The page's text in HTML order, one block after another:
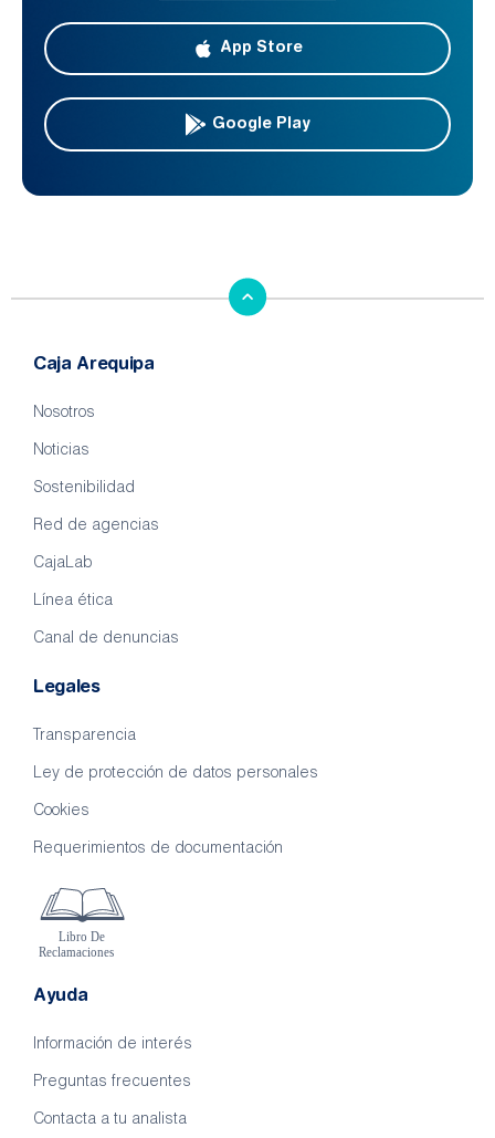
App Store
Google Play
Caja Arequipa
Nosotros
Noticias
Sostenibilidad
Red de agencias
CajaLab
Línea ética
Canal de denuncias
Legales
Transparencia
Ley de protección de datos personales
Cookies
Requerimientos de documentación
Ayuda
Información de interés
Preguntas frecuentes
Contacta a tu analista